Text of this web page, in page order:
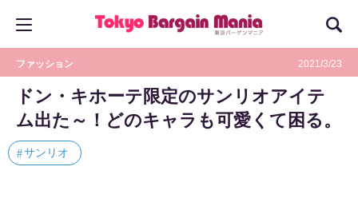
ファッション 2021/3/23
ドン・キホーテ限定のサンリオアイテ
ム出た～！どのキャラも可愛くて困る。
サンリオ